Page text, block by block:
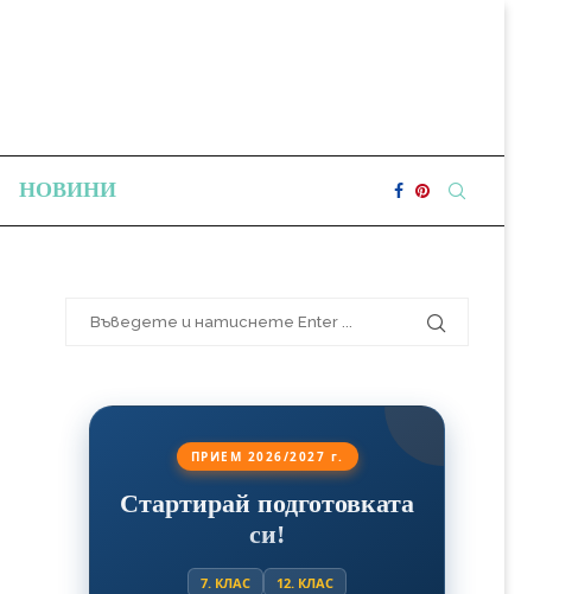
НОВИНИ
ПРИЕМ 2026/2027 г.
Стартирай подготовката
си!
7. КЛАС 12. КЛАС